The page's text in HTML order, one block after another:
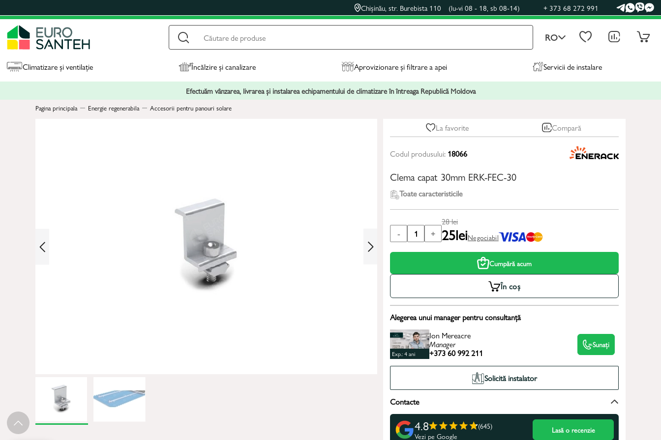
Chișinău, str. Burebista 110 (lu-vi 08 - 18, sb 08-14) + 373 68 272 991
RO
Climatizare și ventilație Încălzire și canalizare Aprovizionare și filtrare a apei Servicii de instalare
Efectuăm vânzarea, livrarea și instalarea echipamentului de climatizare în întreaga Republică Moldova
Pagina principala Energie regenerabila Accesorii pentru panouri solare
La favorite Compară
Codul produsului: 18066
Clema capat 30mm ERK-FEC-30
Toate caracteristicile
- 1 +
28lei
25leiNegociabil
Cumpără acum
În coș
Alegerea unui manager pentru consultanță
Exp.: 4 ani
Ion Mereacre
Manager
+373 60 992 211
Sunați
Solicită instalator
Contacte
4.8
(645)
Vezi pe Google
Lasă o recenzie